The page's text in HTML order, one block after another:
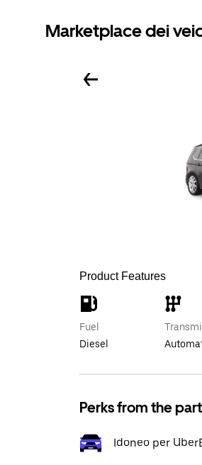
Marketplace dei
Product Features
Fuel
Diesel
Perks from the
Idoneo per